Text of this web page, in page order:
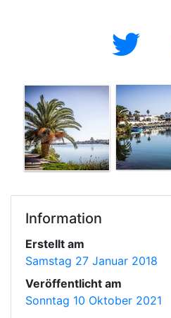
Information
Erstellt am
Samstag 27 Januar 2018
Veröffentlicht am
Sonntag 10 Oktober 2021